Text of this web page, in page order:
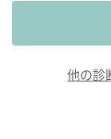
他の診